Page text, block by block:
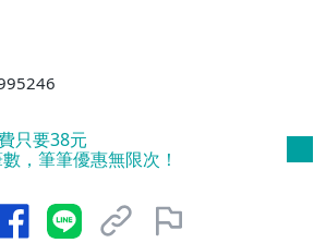
滿5件或消費滿$1298免運
/貨運【單件運費$120、滿5件
只要38元
，筆筆優惠無限次！